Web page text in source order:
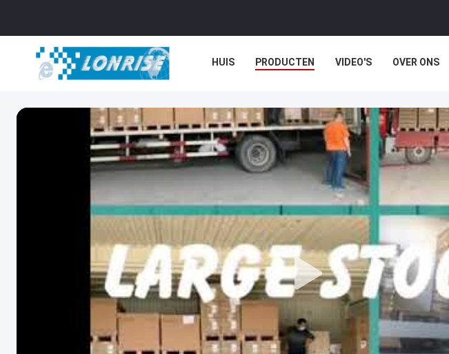
HUIS PRODUCTEN VIDEO'S OVER ONS